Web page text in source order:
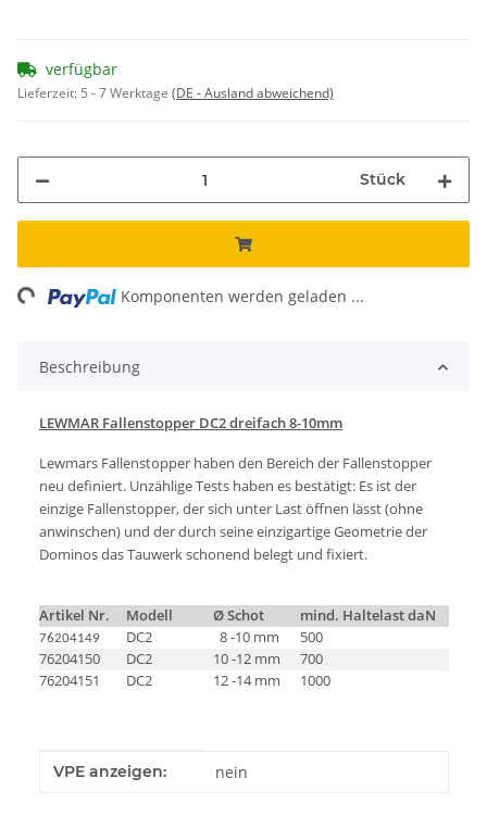
verfügbar
Lieferzeit: 5 - 7 Werktage (DE - Ausland abweichend)
Stück
Komponenten werden geladen ...
Beschreibung
LEWMAR Fallenstopper DC2 dreifach 8-10mm
Lewmars Fallenstopper haben den Bereich der Fallenstopper
neu definiert. Unzählige Tests haben es bestätigt: Es ist der
einzige Fallenstopper, der sich unter Last öffnen lässt (ohne
anwinschen) und der durch seine einzigartige Geometrie der
Dominos das Tauwerk schonend belegt und fixiert.
Artikel Nr. Modell Ø Schot mind. Haltelast daN
76204149 DC2 8 -10 mm
500
76204150
DC2 10 -12 mm
700
76204151
DC2 12 -14 mm 1000
Produkteigenschaft
Wert
VPE anzeigen: nein